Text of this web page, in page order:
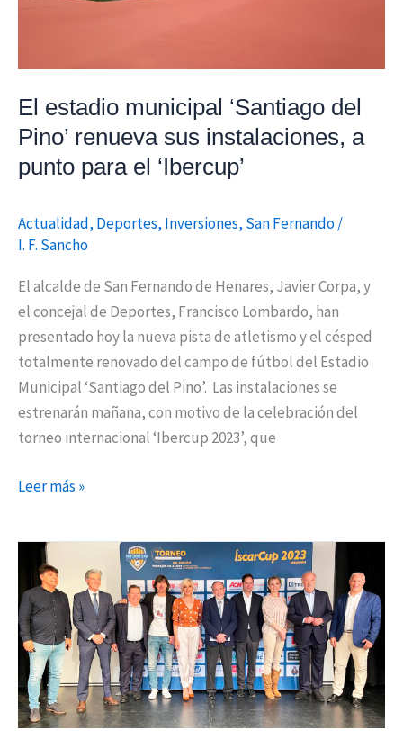
El estadio municipal ‘Santiago del
Pino’ renueva sus instalaciones, a
punto para el ‘Ibercup’
Actualidad, Deportes, Inversiones, San Fernando/
I. F. Sancho
El alcalde de San Fernando de Henares, Javier Corpa, y
el concejal de Deportes, Francisco Lombardo, han
presentado hoy la nueva pista de atletismo y el césped
totalmente renovado del campo de fútbol del Estadio
Municipal ‘Santiago del Pino’. Las instalaciones se
estrenarán mañana, con motivo de la celebración del
torneo internacional ‘Ibercup 2023’, que
punto
para
el
Leer más »
Torrejón
acoge
la
XIII
edición
del
torneo